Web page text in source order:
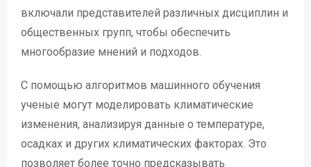
включали представителей различных дисциплин и
общественных групп, чтобы обеспечить
многообразие мнений и подходов.
С помощью алгоритмов машинного обучения
ученые могут моделировать климатические
изменения, анализируя данные о температуре,
осадках и других климатических факторах. Это
позволяет более точно предсказывать